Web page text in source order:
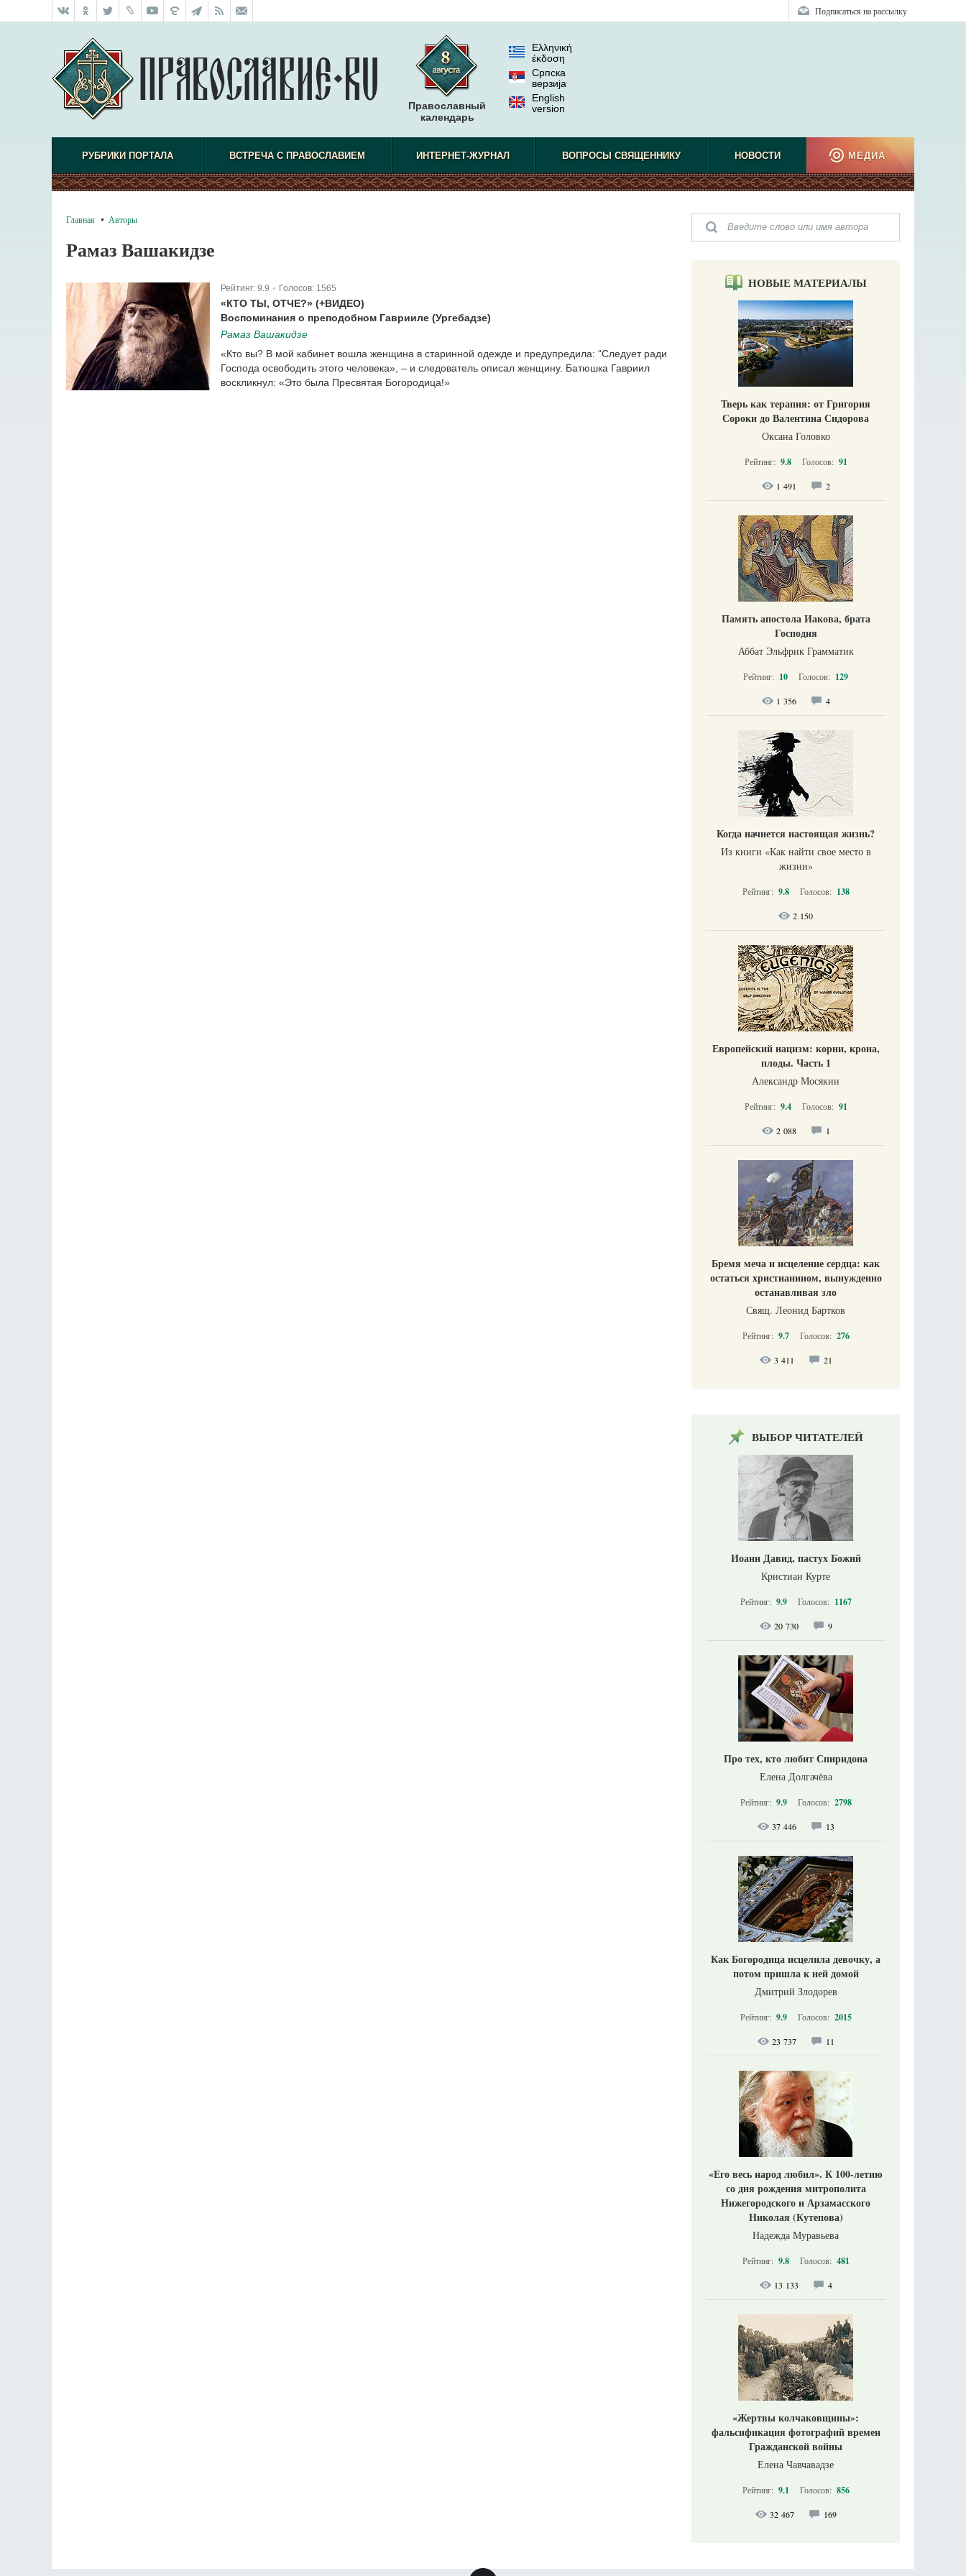
Подписаться на рассылку
Православный
календарь
Ελληνική
έκδοση
Српска
верзиjа
English
version
РУБРИКИ ПОРТАЛА ВСТРЕЧА С ПРАВОСЛАВИЕМ ИНТЕРНЕТ-ЖУРНАЛ ВОПРОСЫ СВЯЩЕННИКУ НОВОСТИ МЕДИА
Главная Авторы
Рамаз Вашакидзе
Рейтинг: 9.9 Голосов: 1565
«КТО ТЫ, ОТЧЕ?» (+ВИДЕО)
Воспоминания о преподобном Гаврииле (Ургебадзе)
Рамаз Вашакидзе
«Кто вы? В мой кабинет вошла женщина в старинной одежде и предупредила: “Следует ради
Господа освободить этого человека», – и следователь описал женщину. Батюшка Гавриил
воскликнул: «Это была Пресвятая Богородица!»
НОВЫЕ МАТЕРИАЛЫ
Тверь как терапия: от Григория
Сороки до Валентина Сидорова
Оксана Головко
Рейтинг: 9.8 Голосов: 91
1 491 2
Память апостола Иакова, брата
Господня
Аббат Эльфрик Грамматик
Рейтинг: 10 Голосов: 129
1 356 4
Когда начнется настоящая жизнь?
Из книги «Как найти свое место в
жизни​»
Рейтинг: 9.8 Голосов: 138
2 150
Европейский нацизм: корни, крона,
плоды. Часть 1
Александр Мосякин
Рейтинг: 9.4 Голосов: 91
2 088 1
Бремя меча и исцеление сердца: как
остаться христианином, вынужденно
останавливая зло
Свящ. Леонид Бартков
Рейтинг: 9.7 Голосов: 276
3 411 21
ВЫБОР ЧИТАТЕЛЕЙ
Иоанн Давид, пастух Божий
Кристиан Курте
Рейтинг: 9.9 Голосов: 1167
20 730 9
Про тех, кто любит Спиридона
Елена Долгачёва
Рейтинг: 9.9 Голосов: 2798
37 446 13
Как Богородица исцелила девочку, а
потом пришла к ней домой
Дмитрий Злодорев
Рейтинг: 9.9 Голосов: 2015
23 737 11
«Его весь народ любил». К 100-летию
со дня рождения митрополита
Нижегородского и Арзамасского
Николая (Кутепова)
Надежда Муравьева
Рейтинг: 9.8 Голосов: 481
13 133 4
«Жертвы колчаковщины»:
фальсификация фотографий времен
Гражданской войны
Елена Чавчавадзе
Рейтинг: 9.1 Голосов: 856
32 467 169